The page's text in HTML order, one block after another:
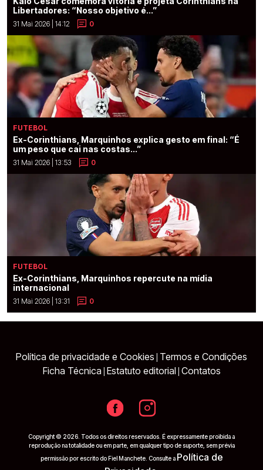
Libertadores: “Nosso objetivo é...”
31 Mai 2026 | 14:12 0
FUTEBOL
Ex-Corinthians, Marquinhos explica gesto em final: “É
um peso que cai nas costas...”
31 Mai 2026 | 13:53 0
FUTEBOL
Ex-Corinthians, Marquinhos repercute na mídia
internacional
31 Mai 2026 | 13:31 0
Política de privacidade e Cookies Termos e Condições
Ficha Técnica Estatuto editorial Contatos
Copyright © 2026. Todos os direitos reservados. É expressamente proibida a
reprodução na totalidade ou em parte, em qualquer tipo de suporte, sem prévia
permissão por escrito do Fiel Manchete. Consulte a Política de